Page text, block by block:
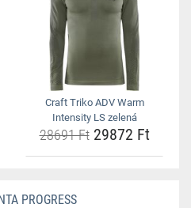
Craft Triko ADV Warm
Intensity LS zelená
28691 Ft29872 Ft
PROGRESS